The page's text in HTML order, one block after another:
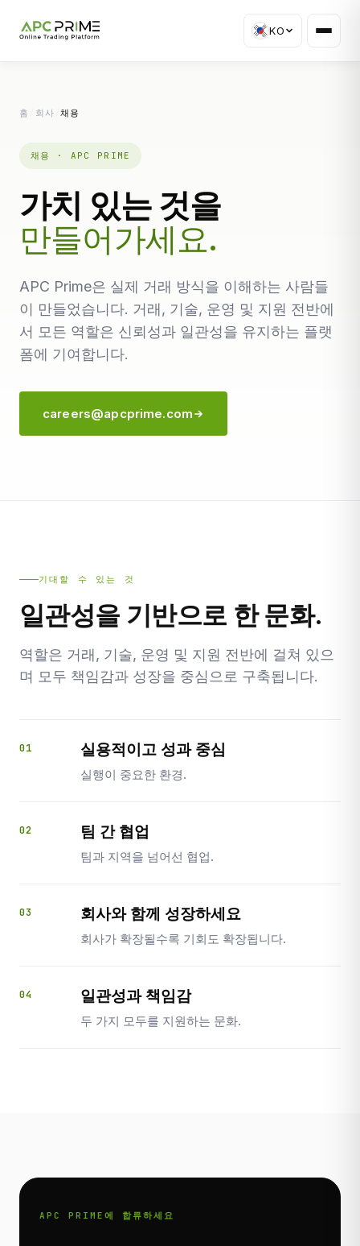
KO
홈 회사 /채용
채용 · APC PRIME
가치 있는 것을
만들어가세요.
APC Prime은 실제 거래 방식을 이해하는 사람들
이 만들었습니다. 거래, 기술, 운영 및 지원 전반에
서 모든 역할은 신뢰성과 일관성을 유지하는 플랫
폼에 기여합니다.
careers@apcprime.com
기대할 수 있는 것
일관성을 기반으로 한 문화.
역할은 거래, 기술, 운영 및 지원 전반에 걸쳐 있으
며 모두 책임감과 성장을 중심으로 구축됩니다.
01 실용적이고 성과 중심
실행이 중요한 환경.
02 팀 간 협업
팀과 지역을 넘어선 협업.
03 회사와 함께 성장하세요
회사가 확장될수록 기회도 확장됩니다.
04 일관성과 책임감
두 가지 모두를 지원하는 문화.
APC PRIME에 합류하세요